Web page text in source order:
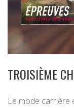
TROISIÈME
Le mode carrière